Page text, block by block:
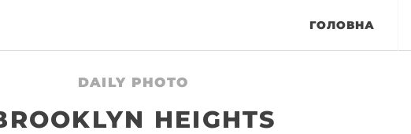
ГОЛОВНА
DAILY PHOTO
HEIGHTS